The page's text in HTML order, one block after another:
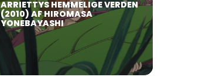
ARRIETTYS HEMMELIGE VERDEN
(2010) AF HIROMASA
YONEBAYASHI